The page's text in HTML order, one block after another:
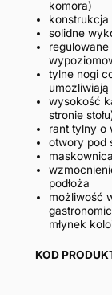
komora)
konstrukcja
solidne
tylne nogi
wysokość
stronie
rant tylny o
otwory pod
podłoża
możliwość
młynek
KOD